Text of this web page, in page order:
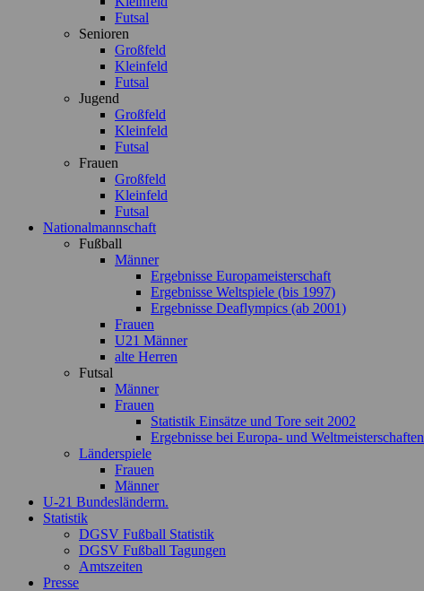
Futsal
Senioren
Großfeld
Kleinfeld
Futsal
Jugend
Großfeld
Kleinfeld
Futsal
Frauen
Großfeld
Kleinfeld
Futsal
Nationalmannschaft
Fußball
Männer
Ergebnisse Europameisterschaft
Ergebnisse Weltspiele (bis 1997)
Ergebnisse Deaflympics (ab 2001)
Frauen
U21 Männer
alte Herren
Futsal
Männer
Frauen
Statistik Einsätze und Tore seit 2002
Ergebnisse bei Europa- und Weltmeisterschaften
Länderspiele
Frauen
Männer
U-21 Bundesländerm.
Statistik
DGSV Fußball Statistik
DGSV Fußball Tagungen
Amtszeiten
Presse